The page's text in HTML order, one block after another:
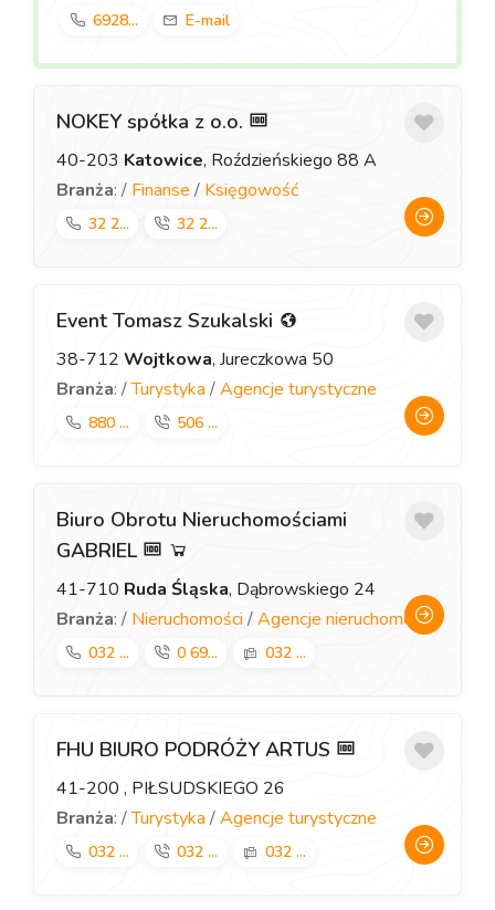
6928... E-mail
NOKEY spółka z o.o.
40-203 Katowice, Roździeńskiego 88 A
Branża: / Finanse / Księgowość
32 2... 32 2...
Event Tomasz Szukalski
38-712 Wojtkowa, Jureczkowa 50
Branża: /Turystyka /Agencje turystyczne
880 ... 506 ...
Biuro Obrotu Nieruchomościami
GABRIEL
41-710 Ruda Śląska, Dąbrowskiego 24
Branża: / Nieruchomości /Agencje nieruchomości
032 ... 0 69... 032 ...
FHU BIURO PODRÓŻY ARTUS
41-200 , PIŁSUDSKIEGO 26
Branża: /Turystyka /Agencje turystyczne
032 ... 032 ... 032 ...